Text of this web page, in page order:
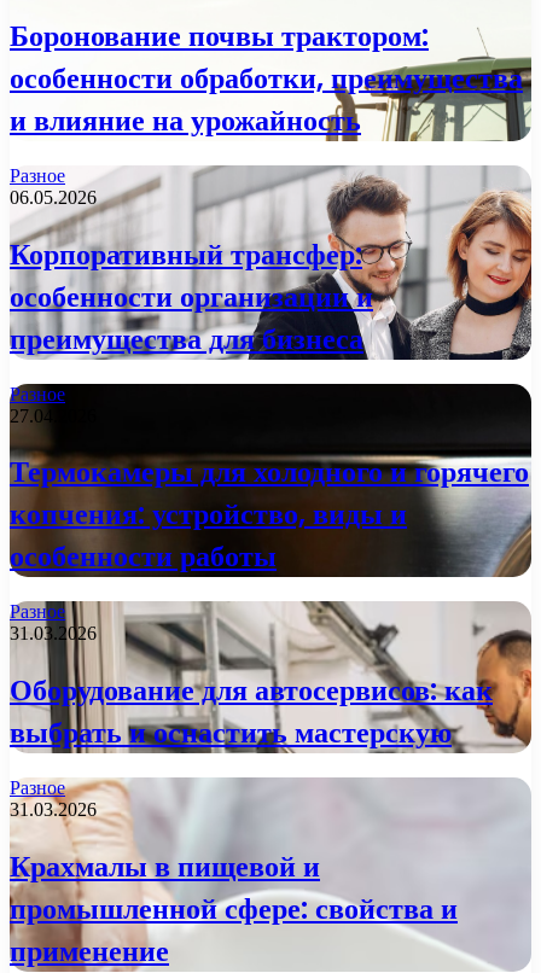
Боронование почвы трактором:
особенности обработки, преимущества
и влияние на урожайность
Разное
06.05.2026
Корпоративный трансфер:
особенности организации и
преимущества для бизнеса
Разное
27.04.2026
Термокамеры для холодного и горячего
копчения: устройство, виды и
особенности работы
Разное
31.03.2026
Оборудование для автосервисов: как
выбрать и оснастить мастерскую
Разное
31.03.2026
Крахмалы в пищевой и
промышленной сфере: свойства и
применение